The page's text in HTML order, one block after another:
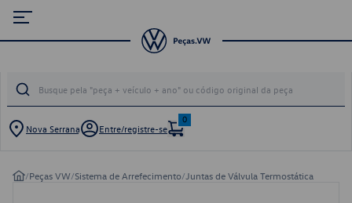
Nova Serrana Entre/registre-se
0
/Peças VW/Sistema de Arrefecimento/ Juntas de Válvula Termostática